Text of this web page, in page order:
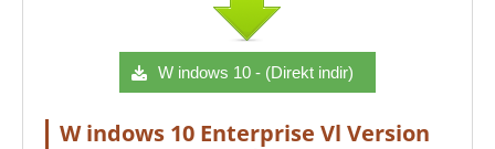
W indows 10 - (Direkt indir)
W indows 10 Enterprise Vl Version